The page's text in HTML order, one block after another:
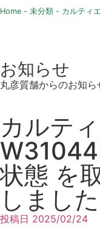
Home - 未分類 - カルティ
お知らせ
丸彦質舗からのお知ら
カルテ
状態 を
しました
投稿日 2025/02/24